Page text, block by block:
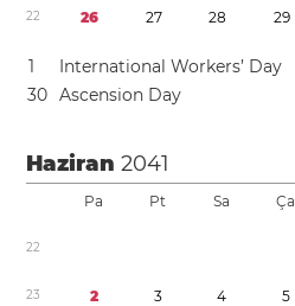
22 26 27 28 29
1
International Workers’ Day
30 Ascension Day
Haziran2041
Pa Pt Sa Ça
22
23 2 3 4 5